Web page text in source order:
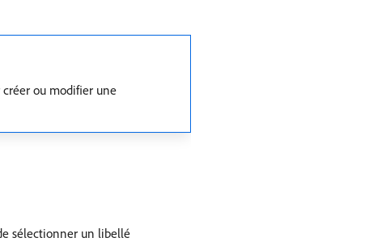
ou modifier une
sélectionner un libellé